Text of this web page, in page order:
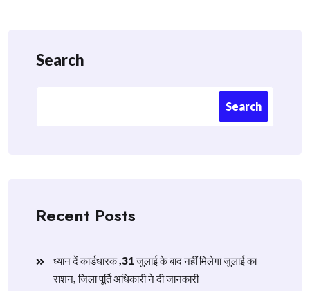
Search
Search
Recent Posts
ध्यान दें कार्डधारक ,31 जुलाई के बाद नहीं मिलेगा जुलाई का
राशन, जिला पूर्ति अधिकारी ने दी जानकारी